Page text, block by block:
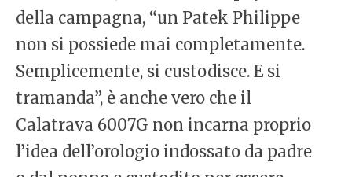
della campagna, “un Patek Philippe
non si possiede mai completamente.
Semplicemente, si custodisce. E si
tramanda”, è anche vero che il
Calatrava 6007G non incarna proprio
l’idea dell’orologio indossato da padre